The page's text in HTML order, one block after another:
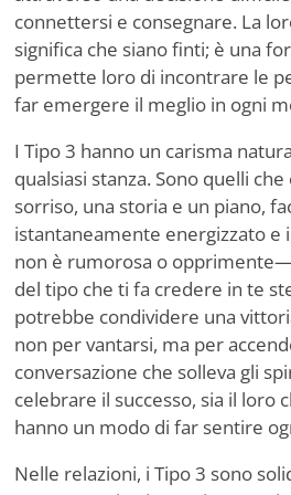
connettersi e consegnare. La
significa che siano finti; è una
permette loro di incontrare le
far emergere il meglio in ogni
I Tipo 3 hanno un carisma
qualsiasi stanza. Sono quelli
sorriso, una storia e un piano,
istantaneamente energizzato e
non è rumorosa o
del tipo che ti fa credere in te
potrebbe condividere una
non per vantarsi, ma per
conversazione che solleva gli
celebrare il successo, sia il loro
hanno un modo di far sentire
Nelle relazioni, i Tipo 3 sono